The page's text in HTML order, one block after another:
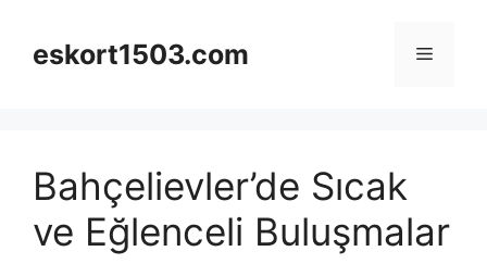
eskort1503.com Menü
Bahçelievler’de Sıcak
ve Eğlenceli Buluşmalar